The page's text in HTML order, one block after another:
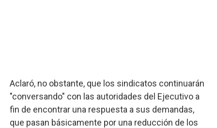
Aclaró, no obstante, que los sindicatos continuarán
"conversando" con las autoridades del Ejecutivo a
fin de encontrar una respuesta a sus demandas,
que pasan básicamente por una reducción de los